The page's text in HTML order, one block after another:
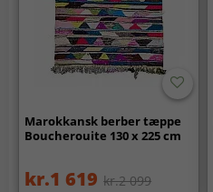
Marokkansk berber tæppe
Boucherouite 130 x 225 cm
kr.1 619 kr.2 099